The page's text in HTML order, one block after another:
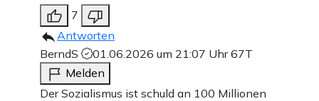
7
Antworten
BerndS
01.06.2026 um 21:07 Uhr67T
Melden
Der Sozialismus ist schuld an 100 Millionen